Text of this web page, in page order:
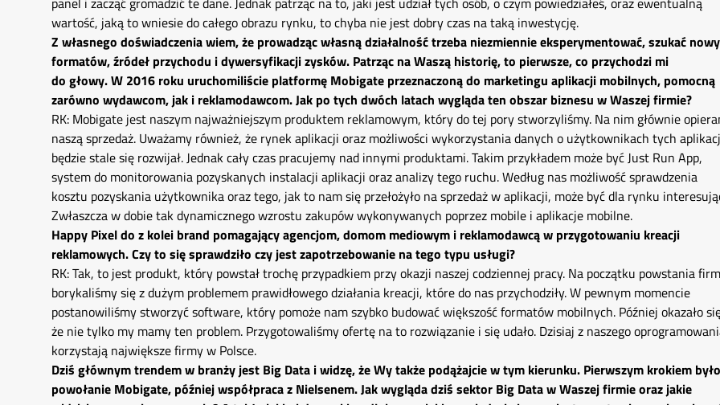
wartość, jaką to wniesie do całego obrazu rynku, to chyba nie jest dobry czas na taką inwestycję.
Z własnego doświadczenia wiem, że prowadząc własną działalność trzeba niezmiennie eksperymentować, szukać
formatów, źródeł przychodu i dywersyfikacji zysków. Patrząc na Waszą historię, to pierwsze, co przychodzi mi
do głowy. W 2016 roku uruchomiliście platformę Mobigate przeznaczoną do marketingu aplikacji mobilnych, pomocną
zarówno wydawcom, jak i reklamodawcom. Jak po tych dwóch latach wygląda ten obszar biznesu w Waszej firmie?
RK: Mobigate jest naszym najważniejszym produktem reklamowym, który do tej pory stworzyliśmy. Na nim głównie
naszą sprzedaż. Uważamy również, że rynek aplikacji oraz możliwości wykorzystania danych o użytkownikach tych
będzie stale się rozwijał. Jednak cały czas pracujemy nad innymi produktami. Takim przykładem może być Just Run App,
system do monitorowania pozyskanych instalacji aplikacji oraz analizy tego ruchu. Według nas możliwość sprawdzenia
kosztu pozyskania użytkownika oraz tego, jak to nam się przełożyło na sprzedaż w aplikacji, może być dla rynku
Zwłaszcza w dobie tak dynamicznego wzrostu zakupów wykonywanych poprzez mobile i aplikacje mobilne.
Happy Pixel do z kolei brand pomagający agencjom, domom mediowym i reklamodawcą w przygotowaniu kreacji
reklamowych. Czy to się sprawdziło czy jest zapotrzebowanie na tego typu usługi?
RK: Tak, to jest produkt, który powstał trochę przypadkiem przy okazji naszej codziennej pracy. Na początku powstania
borykaliśmy się z dużym problemem prawidłowego działania kreacji, które do nas przychodziły. W pewnym momencie
postanowiliśmy stworzyć software, który pomoże nam szybko budować większość formatów mobilnych. Później okazało
że nie tylko my mamy ten problem. Przygotowaliśmy ofertę na to rozwiązanie i się udało. Dzisiaj z naszego
korzystają największe firmy w Polsce.
Dziś głównym trendem w branży jest Big Data i widzę, że Wy także podążajcie w tym kierunku. Pierwszym krokiem było
powołanie Mobigate, później współpraca z Nielsenem. Jak wygląda dziś sektor Big Data w Waszej firmie oraz jakie